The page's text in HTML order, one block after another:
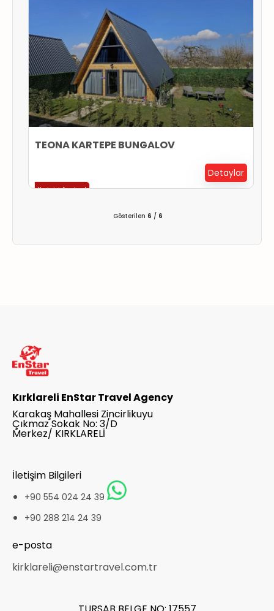
TEONA KARTEPE BUNGALOV
Detaylar
Yerinizi Ayırtın !
Gösterilen 6 / 6
Kırklareli EnStar Travel Agency
Karakaş Mahallesi Zincirlikuyu
Çıkmaz Sokak No: 3/D
Merkez/ KIRKLARELİ
İletişim Bilgileri
+90 554 024 24 39
+90 288 214 24 39
e-posta
kirklareli@enstartravel.com.tr